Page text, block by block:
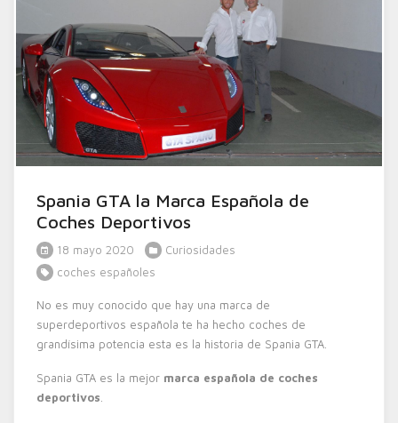
Spania GTA la Marca Española de
Coches Deportivos
18 mayo 2020
Curiosidades
coches españoles
No es muy conocido que hay una marca de
superdeportivos española te ha hecho coches de
grandísima potencia esta es la historia de Spania GTA.
Spania GTA es la mejor marca española de coches
deportivos.